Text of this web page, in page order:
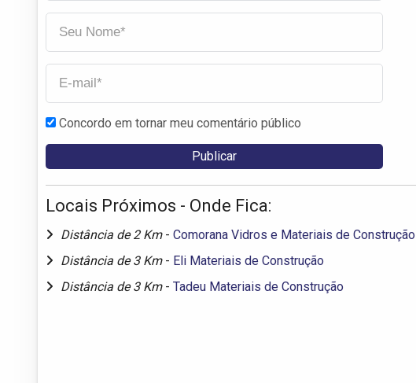
Concordo em tornar meu comentário público
Locais Próximos - Onde Fica:
Distância de 2 Km - Comorana Vidros e Materiais de Construção
Distância de 3 Km - Eli Materiais de Construção
Distância de 3 Km - Tadeu Materiais de Construção